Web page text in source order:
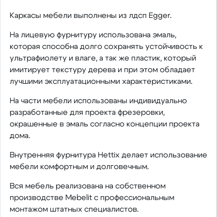
Каркасы мебели выполнены из лдсп Egger.
На лицевую фурнитуру использована эмаль,
которая способна долго сохранять устойчивость к
ультрафиолету и влаге, а так же пластик, который
имитирует текстуру дерева и при этом обладает
лучшими эксплуатационными характеристиками.
На части мебели использованы индивидуально
разработанные для проекта фрезеровки,
окрашенные в эмаль согласно концепции проекта
дома.
Внутренняя фурнитура Hettix делает использование
мебели комфортным и долговечным.
Вся мебель реализована на собственном
производстве Mebelit с профессиональным
монтажом штатных специалистов.